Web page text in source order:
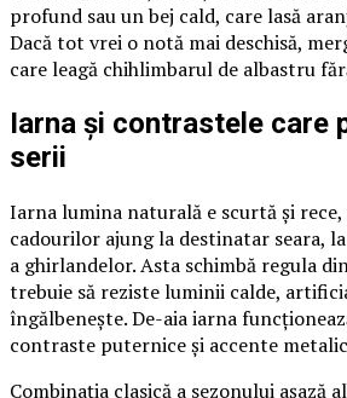
profund sau un bej cald, care lasă
Dacă tot vrei o notă mai deschisă,
care leagă chihlimbarul de albastru
Iarna și contrastele care
serii
Iarna lumina naturală e scurtă și
cadourilor ajung la destinatar seara,
a ghirlandelor. Asta schimbă regula
trebuie să reziste luminii calde,
îngălbenește. De-aia iarna
contraste puternice și accente
Combinația clasică a sezonului așază